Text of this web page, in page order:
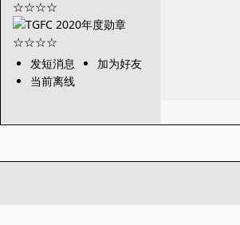
发短消息
加为好友
当前离线